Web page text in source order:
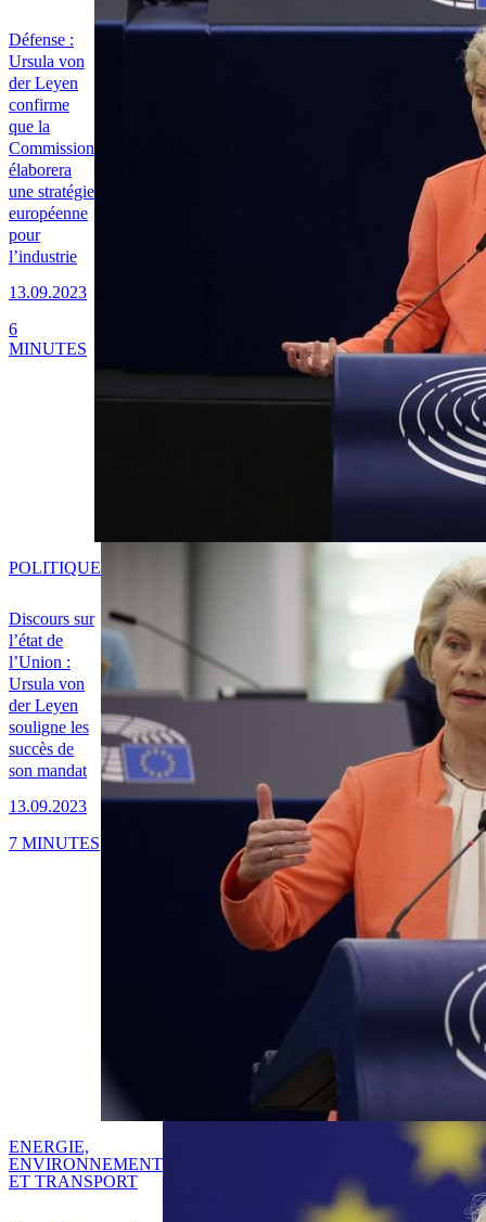
Défense :
Ursula von
der Leyen
confirme
que la
Commission
élaborera
une stratégie
européenne
pour
l’industrie
13.09.2023
6
MINUTES
Discours sur
l’état de
l’Union :
Ursula von
der Leyen
souligne les
succès de
son mandat
13.09.2023
POLITIQUE
7 MINUTES
ENERGIE,
ENVIRONNEMENT
ET TRANSPORT